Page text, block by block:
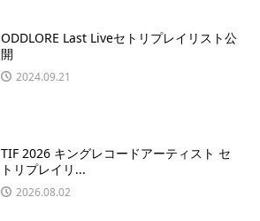
ODDLORE Last Liveセトリプレイリスト公
開
2024.09.21
TIF 2026 キングレコードアーティスト セ
トリプレイリ...
2026.08.02